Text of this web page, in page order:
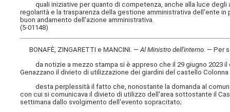
quali iniziative per quanto di competenza, anche alla luce degli
regolarità e la trasparenza della gestione amministrativa dell'ente
buon andamento dell'azione amministrativa.
(5-01148)
BONAFÈ, ZINGARETTI e MANCINI. —Al Ministro dell'interno. — Per
da notizie a mezzo stampa si è appreso che il 29 giugno 2023 il
Genazzano il divieto di utilizzazione dei giardini del castello
desta perplessità il fatto che, nonostante la domanda al
con cui si comunicava il divieto di utilizzo dell'area sottostante il
settimana dallo svolgimento dell'evento sopracitato;